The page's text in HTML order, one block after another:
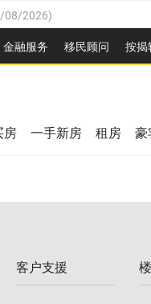
08/2026)
03/08/2026
03/08/2026)
03/08/2026
金融服务 移民顾问 按揭
03/08/2026
房 一手新房 租房 豪
客户支援